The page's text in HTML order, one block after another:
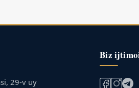
29-v uy
Biz